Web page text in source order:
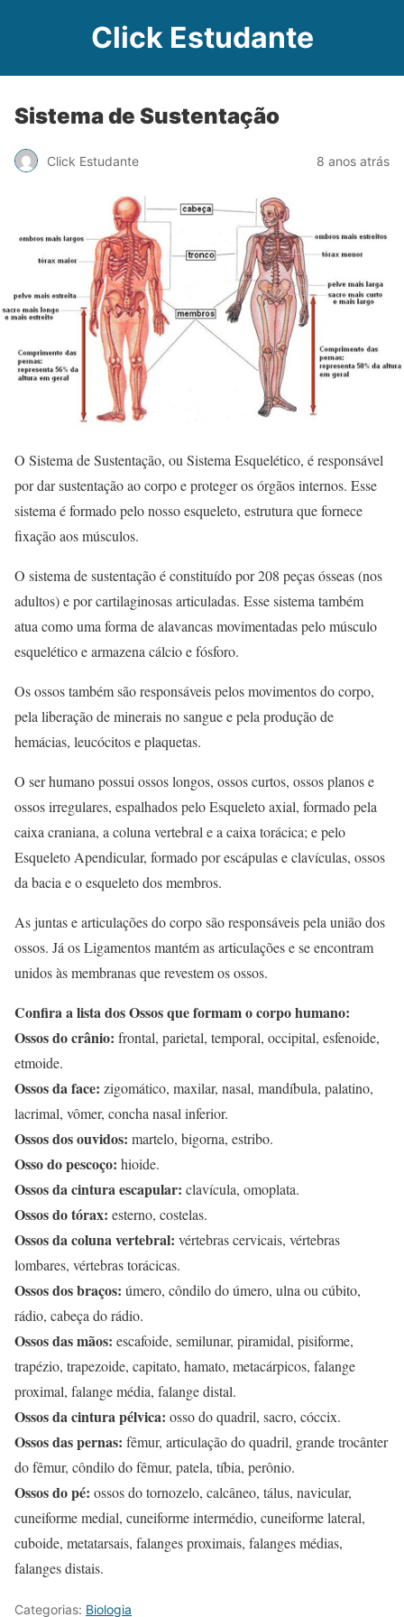
Click Estudante
Sistema de Sustentação
Click Estudante 8 anos atrás
O Sistema de Sustentação, ou Sistema Esquelético, é responsável
por dar sustentação ao corpo e proteger os órgãos internos. Esse
sistema é formado pelo nosso esqueleto, estrutura que fornece
fixação aos músculos.
O sistema de sustentação é constituído por 208 peças ósseas (nos
adultos) e por cartilaginosas articuladas. Esse sistema também
atua como uma forma de alavancas movimentadas pelo músculo
esquelético e armazena cálcio e fósforo.
Os ossos também são responsáveis pelos movimentos do corpo,
pela liberação de minerais no sangue e pela produção de
hemácias, leucócitos e plaquetas.
O ser humano possui ossos longos, ossos curtos, ossos planos e
ossos irregulares, espalhados pelo Esqueleto axial, formado pela
caixa craniana, a coluna vertebral e a caixa torácica; e pelo
Esqueleto Apendicular, formado por escápulas e clavículas, ossos
da bacia e o esqueleto dos membros.
As juntas e articulações do corpo são responsáveis pela união dos
ossos. Já os Ligamentos mantém as articulações e se encontram
unidos às membranas que revestem os ossos.
Confira a lista dos Ossos que formam o corpo humano:
Ossos do crânio: frontal, parietal, temporal, occipital, esfenoide,
etmoide.
Ossos da face: zigomático, maxilar, nasal, mandíbula, palatino,
lacrimal, vômer, concha nasal inferior.
Ossos dos ouvidos: martelo, bigorna, estribo.
Osso do pescoço: hioide.
Ossos da cintura escapular: clavícula, omoplata.
Ossos do tórax: esterno, costelas.
Ossos da coluna vertebral: vértebras cervicais, vértebras
lombares, vértebras torácicas.
Ossos dos braços: úmero, côndilo do úmero, ulna ou cúbito,
rádio, cabeça do rádio.
Ossos das mãos: escafoide, semilunar, piramidal, pisiforme,
trapézio, trapezoide, capitato, hamato, metacárpicos, falange
proximal, falange média, falange distal.
Ossos da cintura pélvica: osso do quadril, sacro, cóccix.
Ossos das pernas: fêmur, articulação do quadril, grande trocânter
do fêmur, côndilo do fêmur, patela, tíbia, perônio.
Ossos do pé: ossos do tornozelo, calcâneo, tálus, navicular,
cuneiforme medial, cuneiforme intermédio, cuneiforme lateral,
cuboide, metatarsais, falanges proximais, falanges médias,
falanges distais.
Categorias: Biologia